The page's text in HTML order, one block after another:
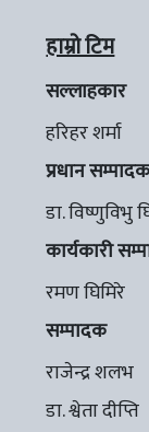
हाम्रो टिम
सल्लाहकार
हरिहर शर्मा
प्रधान
डा. विष्णुविभु
कार्यकारी
रमण घिमिरे
सम्पादक
राजेन्द्र शलभ
डा. श्वेता दीप्ति